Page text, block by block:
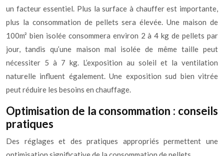
un facteur essentiel. Plus la surface à chauffer est importante,
plus la consommation de pellets sera élevée. Une maison de
100m² bien isolée consommera environ 2 à 4 kg de pellets par
jour, tandis qu’une maison mal isolée de même taille peut
nécessiter 5 à 7 kg. L’exposition au soleil et la ventilation
naturelle influent également. Une exposition sud bien vitrée
peut réduire les besoins en chauffage.
Optimisation de la consommation : conseils
pratiques
Des réglages et des pratiques appropriés permettent une